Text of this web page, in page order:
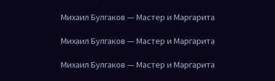
Михаил Булгаков — Мастер и Маргарита
Михаил Булгаков — Мастер и Маргарита
Михаил Булгаков — Мастер и Маргарита